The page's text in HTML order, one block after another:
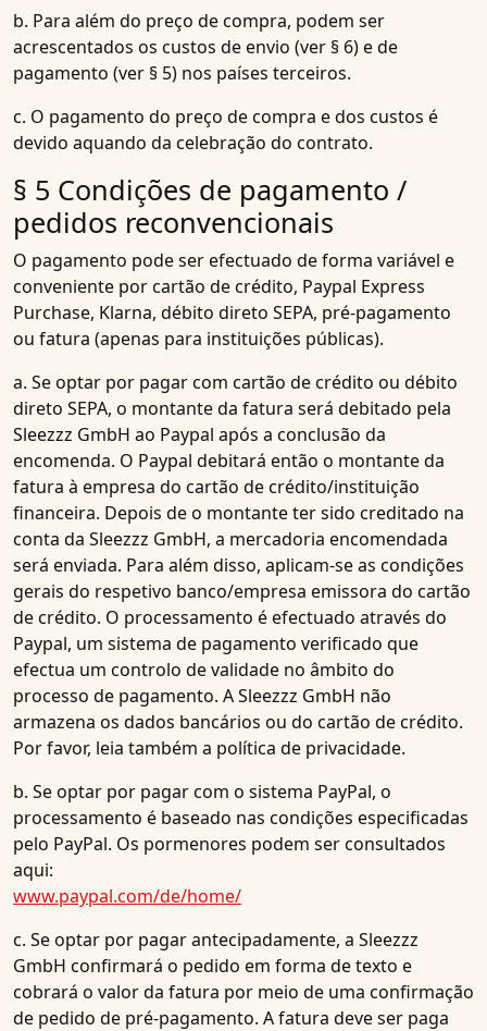
b. Para além do preço de compra, podem ser
acrescentados os custos de envio (ver § 6) e de
pagamento (ver § 5) nos países terceiros.
c. O pagamento do preço de compra e dos custos é
devido aquando da celebração do contrato.
§ 5 Condições de pagamento /
pedidos reconvencionais
O pagamento pode ser efectuado de forma variável e
conveniente por cartão de crédito, Paypal Express
Purchase, Klarna, débito direto SEPA, pré-pagamento
ou fatura (apenas para instituições públicas).
a. Se optar por pagar com cartão de crédito ou débito
direto SEPA, o montante da fatura será debitado pela
Sleezzz GmbH ao Paypal após a conclusão da
encomenda. O Paypal debitará então o montante da
fatura à empresa do cartão de crédito/instituição
financeira. Depois de o montante ter sido creditado na
conta da Sleezzz GmbH, a mercadoria encomendada
será enviada. Para além disso, aplicam-se as condições
gerais do respetivo banco/empresa emissora do cartão
de crédito. O processamento é efectuado através do
Paypal, um sistema de pagamento verificado que
efectua um controlo de validade no âmbito do
processo de pagamento. A Sleezzz GmbH não
armazena os dados bancários ou do cartão de crédito.
Por favor, leia também a política de privacidade.
b. Se optar por pagar com o sistema PayPal, o
processamento é baseado nas condições especificadas
pelo PayPal. Os pormenores podem ser consultados
aqui:
www.paypal.com/de/home/
c. Se optar por pagar antecipadamente, a Sleezzz
GmbH confirmará o pedido em forma de texto e
cobrará o valor da fatura por meio de uma confirmação
de pedido de pré-pagamento. A fatura deve ser paga